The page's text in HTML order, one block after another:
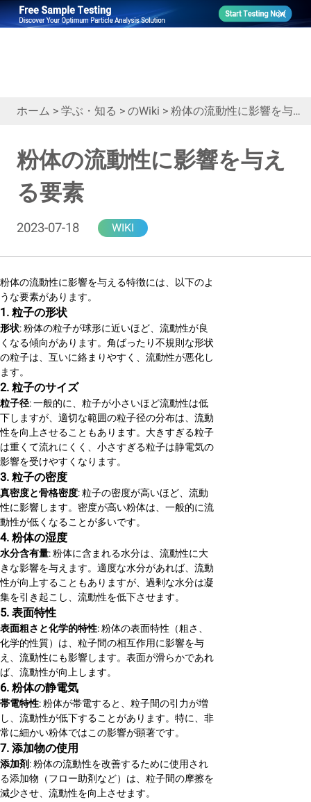
ホーム >学ぶ・知る >のWiki >粉体の流動性に影響を与える要素
粉体の流動性に影響を与え
る要素
2023-07-18 WIKI
粉体の流動性に影響を与える特徴には、以下のよ
うな要素があります。
1. 粒子の形状
形状: 粉体の粒子が球形に近いほど、流動性が良
くなる傾向があります。角ばったり不規則な形状
の粒子は、互いに絡まりやすく、流動性が悪化し
ます。
2. 粒子のサイズ
粒子径: 一般的に、粒子が小さいほど流動性は低
下しますが、適切な範囲の粒子径の分布は、流動
性を向上させることもあります。大きすぎる粒子
は重くて流れにくく、小さすぎる粒子は静電気の
影響を受けやすくなります。
3. 粒子の密度
真密度と骨格密度: 粒子の密度が高いほど、流動
性に影響します。密度が高い粉体は、一般的に流
動性が低くなることが多いです。
4. 粉体の湿度
水分含有量: 粉体に含まれる水分は、流動性に大
きな影響を与えます。適度な水分があれば、流動
性が向上することもありますが、過剰な水分は凝
集を引き起こし、流動性を低下させます。
5. 表面特性
表面粗さと化学的特性: 粉体の表面特性（粗さ、
化学的性質）は、粒子間の相互作用に影響を与
え、流動性にも影響します。表面が滑らかであれ
ば、流動性が向上します。
6. 粉体の静電気
帯電特性: 粉体が帯電すると、粒子間の引力が増
し、流動性が低下することがあります。特に、非
常に細かい粉体ではこの影響が顕著です。
7. 添加物の使用
添加剤: 粉体の流動性を改善するために使用され
る添加物（フロー助剤など）は、粒子間の摩擦を
減少させ、流動性を向上させます。